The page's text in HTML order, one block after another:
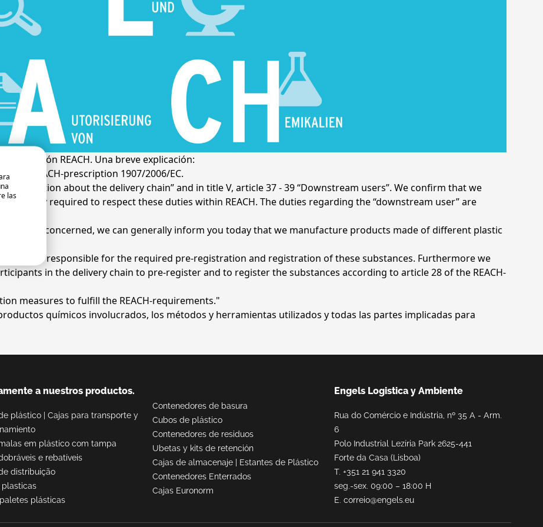
REACH. Una breve explicación:
the REACH-prescription 1907/2006/EC.
about the delivery chain” and in title V, article 37 - 39 “Downstream users”. We confirm that we
legally required to respect these duties within REACH. The duties regarding the “downstream user” are
are concerned, we can generally inform you today that we manufacture products made of different plastic
are responsible for the required pre-registration and registration of these substances. Furthermore we
in the delivery chain to pre-register and to register the substances according to article 28 of the REACH-
measures to fulfill the REACH-requirements."
químicos involucrados, los métodos y herramientas utilizados y todas las partes implicadas para
a nuestros productos.
plástico |Cajas para transporte y
em plástico com tampa
e rebatíveis
distribuição
plasticas
plásticas
Contenedores de basura
Cubos de plástico
Contenedores de residuos
Ubetas y kits de retención
Cajas de almacenaje
Estantes de Plástico
Contenedores Enterrados
Cajas Euronorm
Engels Logistica y Ambiente
Rua do Comércio e Indústria, nº 35 A - Arm.
6
Polo Industrial Lezíria Park 2625-441
Forte da Casa (Lisboa)
T.+351 21 941 3320
seg.-sex. 09:00 – 18:00 H
E.correio@engels.eu
las